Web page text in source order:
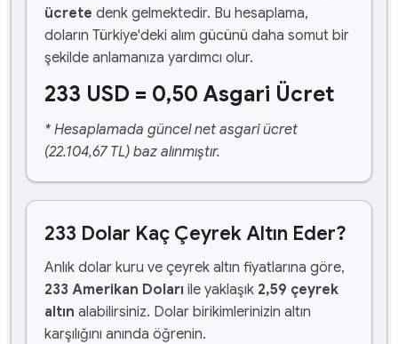
ücrete denk gelmektedir. Bu hesaplama,
doların Türkiye'deki alım gücünü daha somut bir
şekilde anlamanıza yardımcı olur.
233 USD = 0,50 Asgari Ücret
* Hesaplamada güncel net asgari ücret
(22.104,67 TL) baz alınmıştır.
233 Dolar Kaç Çeyrek Altın Eder?
Anlık dolar kuru ve çeyrek altın fiyatlarına göre,
233 Amerikan Doları ile yaklaşık 2,59 çeyrek
altın alabilirsiniz. Dolar birikimlerinizin altın
karşılığını anında öğrenin.